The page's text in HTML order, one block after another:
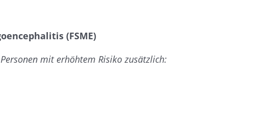
(FSME)
mit erhöhtem Risiko zusätzlich: